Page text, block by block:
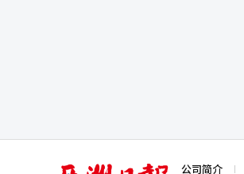
亚 公司简介